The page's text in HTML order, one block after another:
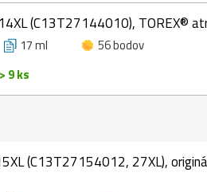
(C13T27144010), TOREX®
17 ml
56 bodov
9 ks
(C13T27154012, 27XL),